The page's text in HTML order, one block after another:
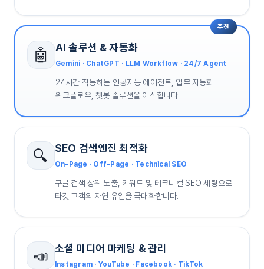
추천
🤖 AI 솔루션 & 자동화
Gemini · ChatGPT · LLM Workflow · 24/7 Agent
24시간 작동하는 인공지능 에이전트, 업무 자동화
워크플로우, 챗봇 솔루션을 이식합니다.
🔍 SEO 검색엔진 최적화
On-Page · Off-Page · Technical SEO
구글 검색 상위 노출, 키워드 및 테크니컬 SEO 세팅으로
타깃 고객의 자연 유입을 극대화합니다.
📣 소셜 미디어 마케팅 & 관리
Instagram · YouTube · Facebook · TikTok